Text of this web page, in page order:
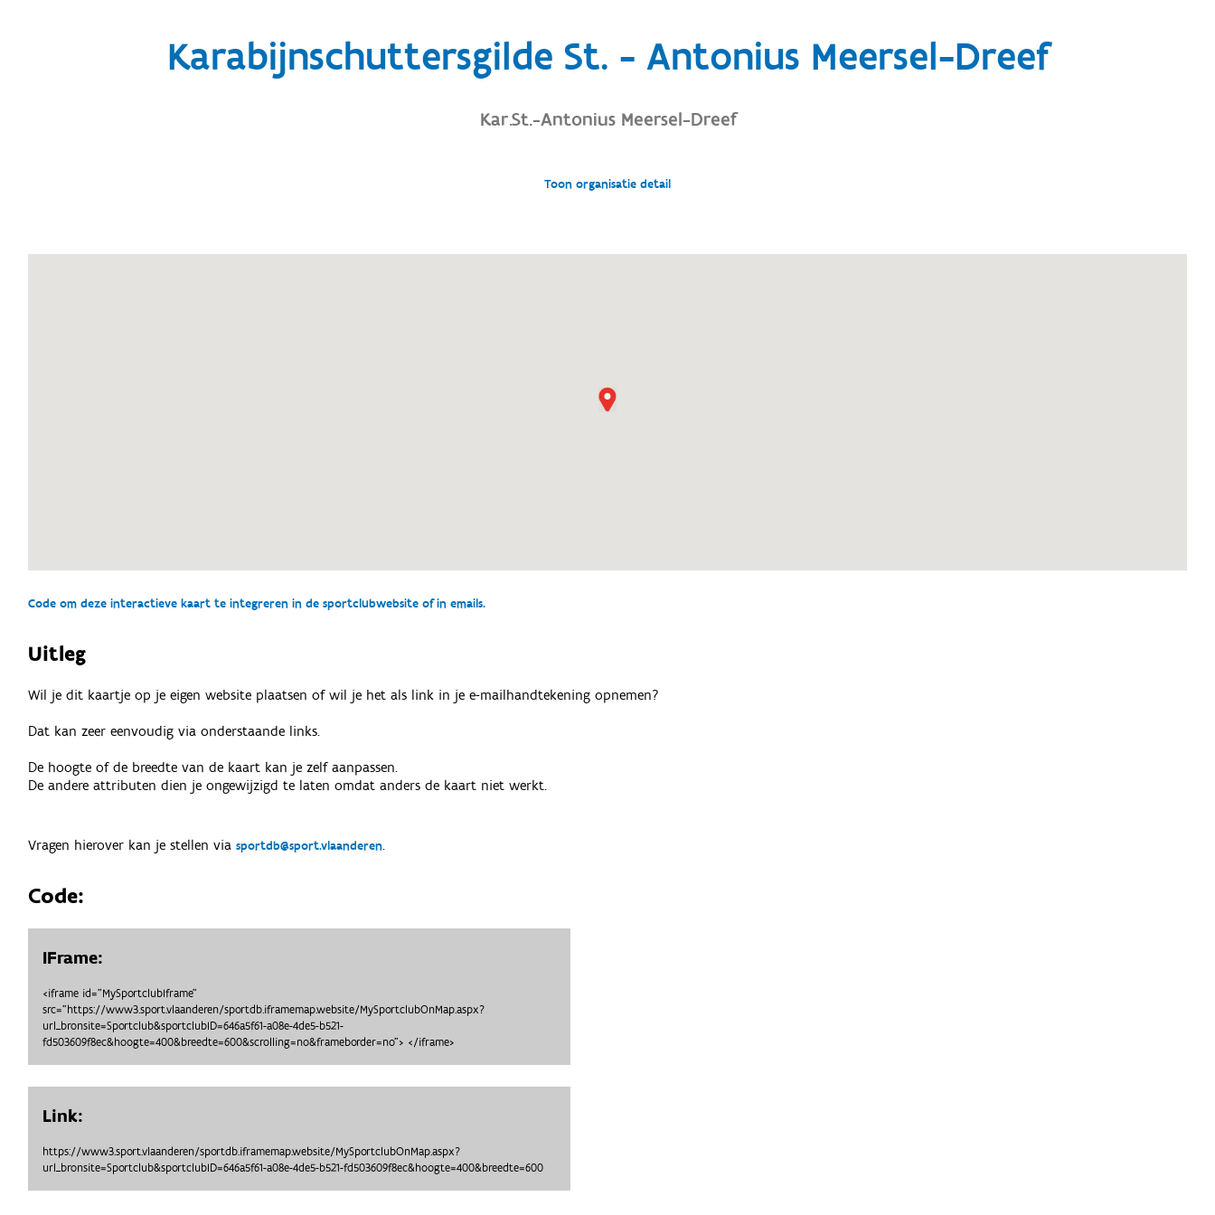
Karabijnschuttersgilde St. - Antonius Meersel-Dreef
Kar.St.-Antonius Meersel-Dreef
Toon organisatie detail
Code om deze interactieve kaart te integreren in de sportclubwebsite of in emails.
Uitleg
Wil je dit kaartje op je eigen website plaatsen of wil je het als link in je e-mailhandtekening opnemen?
Dat kan zeer eenvoudig via onderstaande links.
De hoogte of de breedte van de kaart kan je zelf aanpassen.
De andere attributen dien je ongewijzigd te laten omdat anders de kaart niet werkt.
Vragen hierover kan je stellen viasportdb@sport.vlaanderen.
Code:
IFrame:
<iframe id="MySportclubIframe"
src="https://www3.sport.vlaanderen/sportdb.iframemap.website/MySportclubOnMap.aspx?
url_bronsite=Sportclub&sportclubID=646a5f61-a08e-4de5-b521-
fd503609f8ec&hoogte=400&breedte=600&scrolling=no&frameborder=no"> </iframe>
Link:
https://www3.sport.vlaanderen/sportdb.iframemap.website/MySportclubOnMap.aspx?
url_bronsite=Sportclub&sportclubID=646a5f61-a08e-4de5-b521-fd503609f8ec&hoogte=400&breedte=600